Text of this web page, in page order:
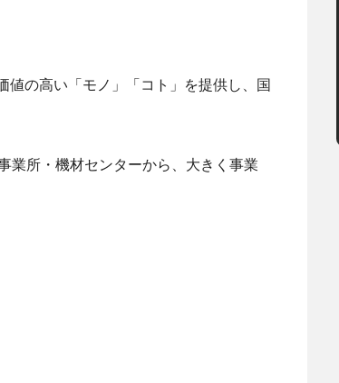
の高い「モノ」「コト」を提供し、国
業所・機材センターから、大きく事業